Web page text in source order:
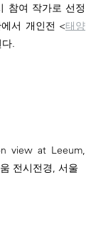
참여 작가로 선정
서 개인전 <태양
.
view at Leeum,
전시전경, 서울